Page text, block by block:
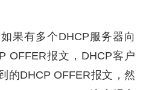
果有多个DHCP服务器向
OFFER报文，DHCP客户
的DHCP OFFER报文，然